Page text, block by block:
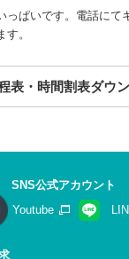
っぱいです。電話にて
す。
表・時間割表ダウ
SNS公式アカウント
Youtube